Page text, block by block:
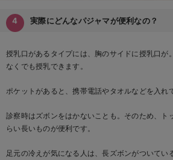
実際にどんなパジャマが便利なの？
授乳口があるタイプには、胸のサイドに授乳口が
なくでも授乳できます。
ポケットがあると、携帯電話やタオルなどを入れ
診察時はズボンをはかないことも。そのため、ト
らい長いものが便利です。
足元の冷えが気になる人は、長ズボンがついてい